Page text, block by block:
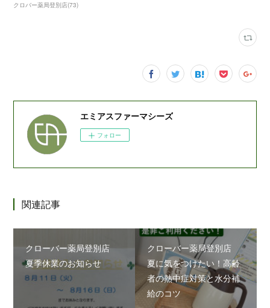
クロバー薬局登別店(73)
エミアスファーマシーズ
フォロー
関連記事
クローバー薬局登別店
夏季休業のお知らせ
クローバー薬局登別店
夏に気をつけたい！高齢
者の熱中症対策と水分補
給のコツ